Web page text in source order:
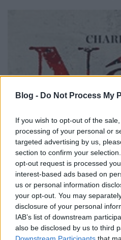
Blog - Do Not Process My
If you wish to opt-out of the
processing of your personal or
targeted advertising by us,
section to confirm your
opt-out request is processed
interest-based ads based on
us or personal information
your opt-out. You may
disclosure of your personal
IAB’s list of downstream
also be disclosed by us to third
Downstream Participants that